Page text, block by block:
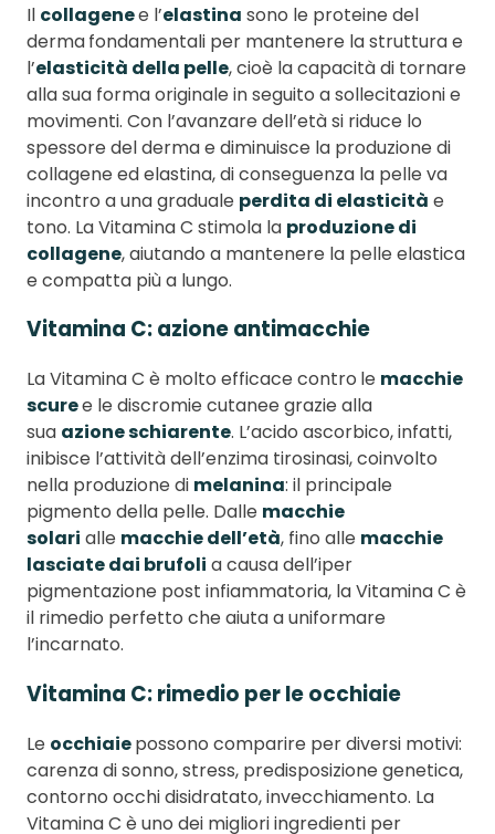
Il collagenee l’elastina sono le proteine del
dermafondamentali per mantenere la struttura e
l’elasticità della pelle, cioè la capacità di tornare
alla sua forma originale in seguito a sollecitazioni e
movimenti. Con l’avanzare dell’età si riduce lo
spessore del derma e diminuisce la produzione di
collagene ed elastina, di conseguenza la pelle va
incontro a una graduale perdita di elasticità e
tono. La Vitamina C stimola la produzione di
collagene, aiutando a mantenere la pelle elastica
e compatta più a lungo.
Vitamina C: azione antimacchie
La Vitamina C è molto efficace contro le macchie
scuree le discromie cutanee grazie alla
sua azione schiarente. L’acido ascorbico, infatti,
inibisce l’attività dell’enzima tirosinasi, coinvolto
nella produzione di melanina: il principale
pigmento della pelle. Dalle macchie
solari alle macchie dell’età, fino alle macchie
lasciate dai brufoli a causa dell’iper
pigmentazione post infiammatoria, la Vitamina C è
il rimedio perfetto che aiuta a uniformare
l’incarnato.
Vitamina C: rimedio per le occhiaie
Le occhiaiepossono comparire per diversi motivi:
carenza di sonno, stress, predisposizione genetica,
contorno occhi disidratato, invecchiamento. La
Vitamina C è uno dei migliori ingredienti per